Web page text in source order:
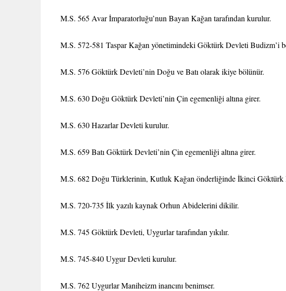
M.S. 565 Avar İmparatorluğu’nun Bayan Kağan tarafından kurulur.
M.S. 572-581 Taspar Kağan yönetimindeki Göktürk Devleti Budizm’i
M.S. 576 Göktürk Devleti’nin Doğu ve Batı olarak ikiye bölünür.
M.S. 630 Doğu Göktürk Devleti’nin Çin egemenliği altına girer.
M.S. 630 Hazarlar Devleti kurulur.
M.S. 659 Batı Göktürk Devleti’nin Çin egemenliği altına girer.
M.S. 682 Doğu Türklerinin, Kutluk Kağan önderliğinde İkinci Göktürk
M.S. 720-735 İlk yazılı kaynak Orhun Abidelerini dikilir.
M.S. 745 Göktürk Devleti, Uygurlar tarafından yıkılır.
M.S. 745-840 Uygur Devleti kurulur.
M.S. 762 Uygurlar Maniheizm inancını benimser.